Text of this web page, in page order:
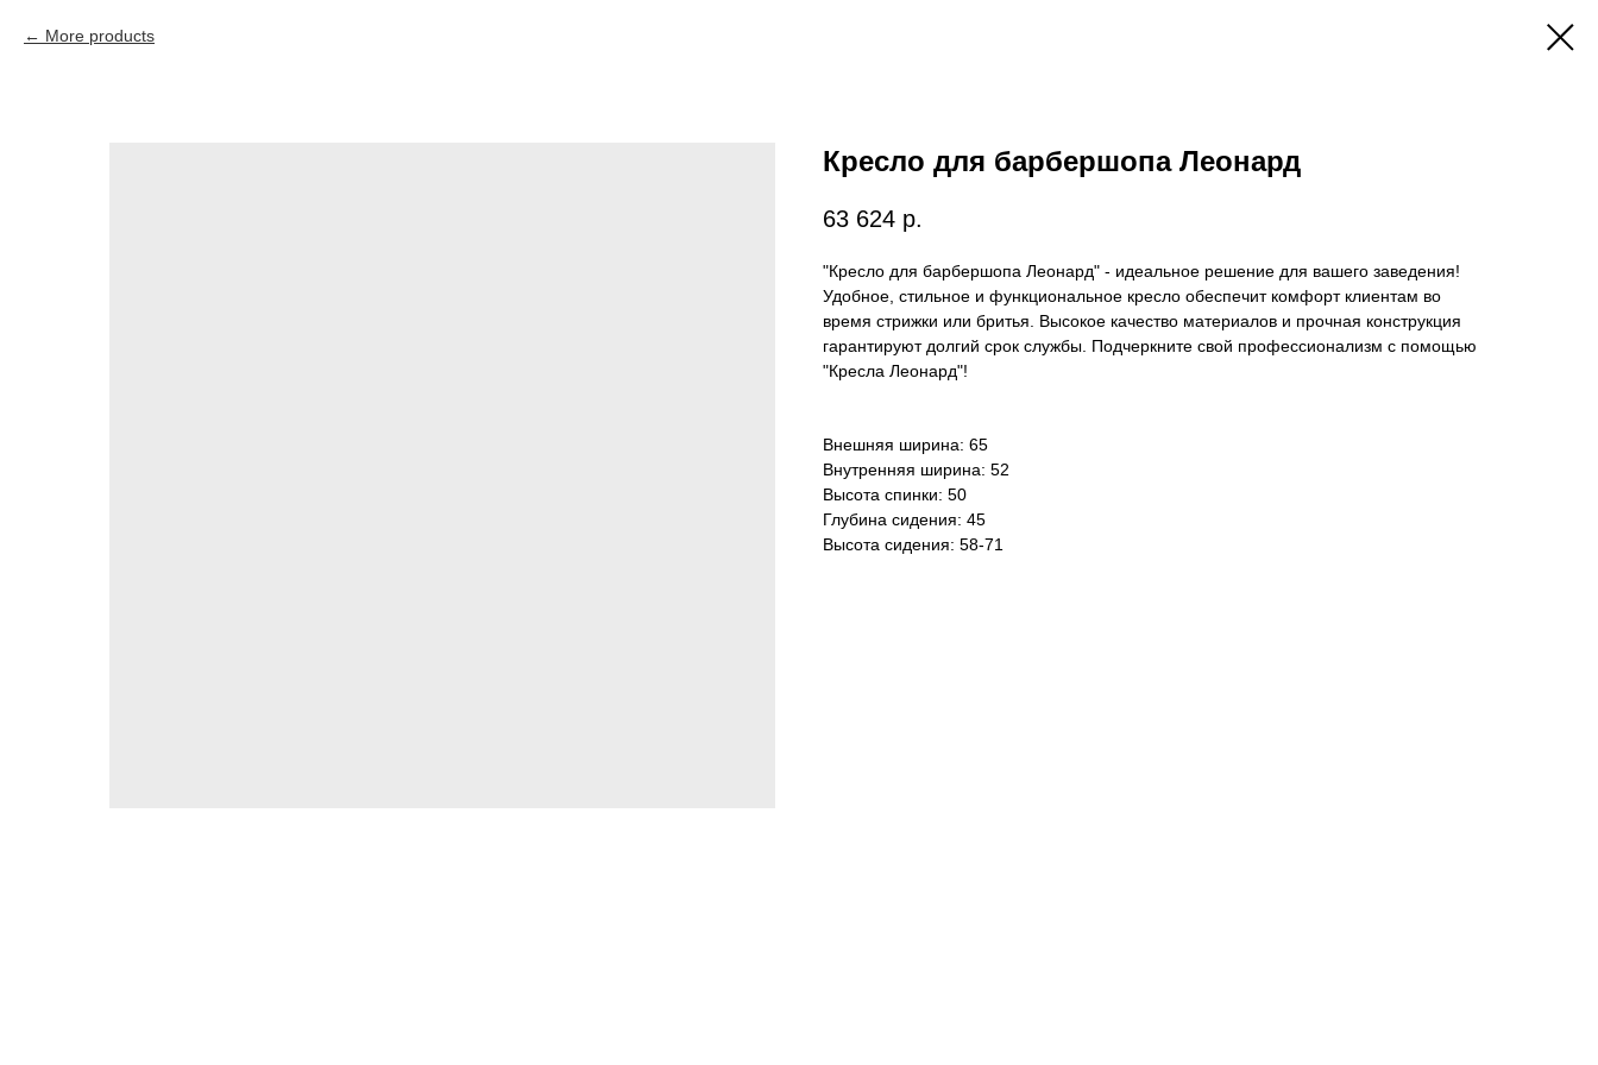
More products
Кресло для барбершопа Леонард
63 624 р.
"Кресло для барбершопа Леонард" - идеальное решение для вашего заведения!
Удобное, стильное и функциональное кресло обеспечит комфорт клиентам во
время стрижки или бритья. Высокое качество материалов и прочная конструкция
гарантируют долгий срок службы. Подчеркните свой профессионализм с помощью
"Кресла Леонард"!
Внешняя ширина: 65
Внутренняя ширина: 52
Высота спинки: 50
Глубина сидения: 45
Высота сидения: 58-71